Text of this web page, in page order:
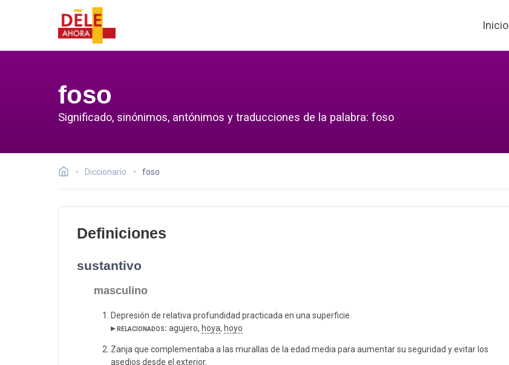
Inicio
foso
Significado, sinónimos, antónimos y traducciones de la palabra: foso
Diccionario foso
Definiciones
sustantivo
masculino
Depresión de relativa profundidad practicada en una superficie.
▸ relacionados: agujero, hoya, hoyo
Zanja que complementaba a las murallas de la edad media para aumentar su seguridad y evitar los
asedios desde el exterior.